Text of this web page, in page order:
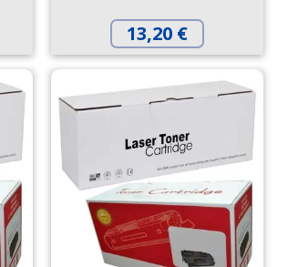
13,20 €